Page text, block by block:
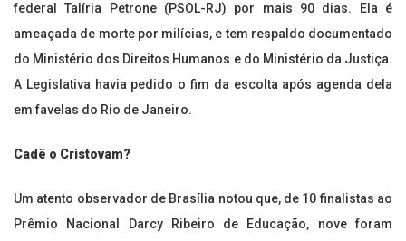
federal Talíria Petrone (PSOL-RJ) por mais 90 dias. Ela é
ameaçada de morte por milícias, e tem respaldo documentado
do Ministério dos Direitos Humanos e do Ministério da Justiça.
A Legislativa havia pedido o fim da escolta após agenda dela
em favelas do Rio de Janeiro.
Cadê o Cristovam?
Um atento observador de Brasília notou que, de 10 finalistas ao
Prêmio Nacional Darcy Ribeiro de Educação, nove foram